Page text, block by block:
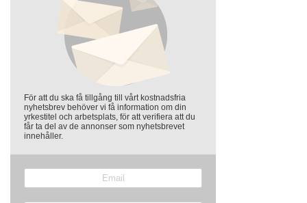
För att du ska få tillgång till vårt kostnadsfria
nyhetsbrev behöver vi få information om din
yrkestitel och arbetsplats, för att verifiera att du
får ta del av de annonser som nyhetsbrevet
innehåller.